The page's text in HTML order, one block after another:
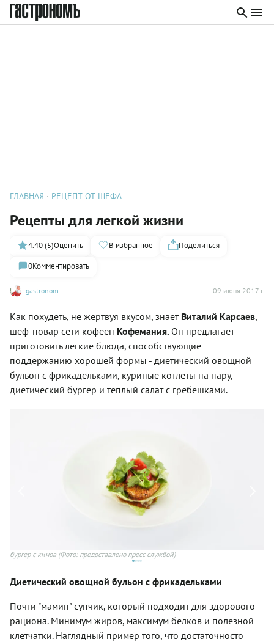
ГЛАВНАЯ РЕЦЕПТ ОТ ШЕФА
Рецепты для легкой жизни
gastronom 09 июня 2017 г.
4.40 (5)Оценить В избранное
Поделиться
0Комментировать
Как похудеть, не жертвуя вкусом, знает Виталий Карсаев,
шеф-повар сети кофеен Кофемания. Он предлагает
приготовить легкие блюда, способствующие
поддержанию хорошей формы - диетический овощной
бульон с фрикадельками, куриные котлеты на пару,
диетический бургер и теплый салат с гребешками.
бургер с киноа (Фото: предоставлено пресс-службой)
Диетический овощной бульон с фрикадельками
Почти "мамин" супчик, который подходит для здорового
рациона. Минимум жиров, максимум белков и полезной
клетчатки. Наглядный пример того, что достаточносто